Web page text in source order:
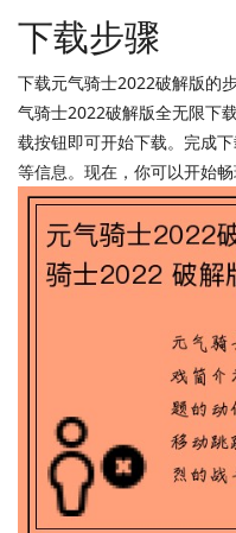
下载步骤
下载元气骑士2022破解版的
气骑士2022破解版全无限下
载按钮即可开始下载。完成
等信息。现在，你可以开始